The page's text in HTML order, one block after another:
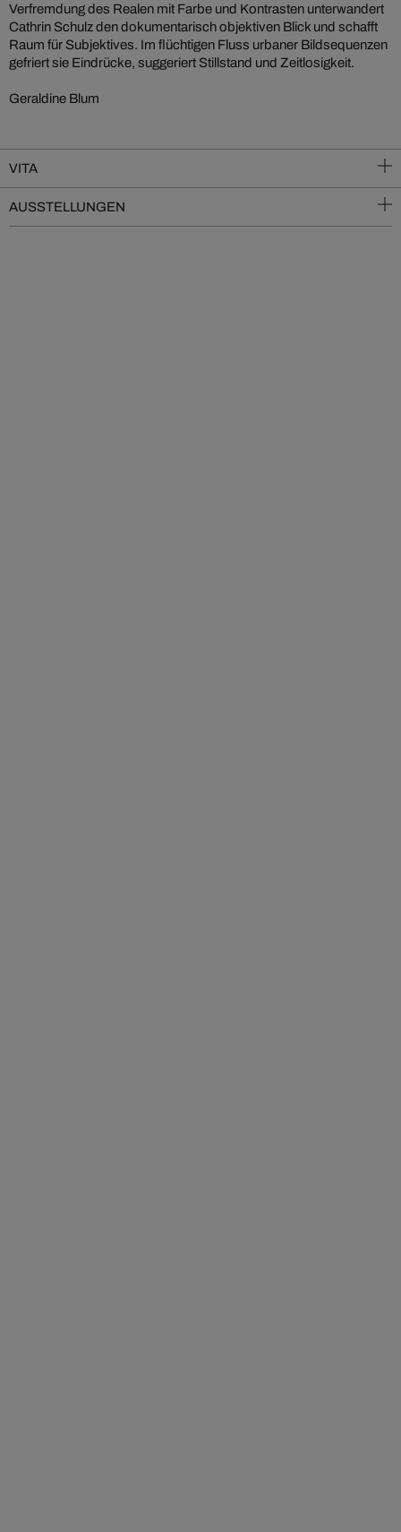
Verfremdung des Realen mit Farbe und Kontrasten unterwandert
Cathrin Schulz den dokumentarisch objektiven Blick und schafft
Raum für Subjektives. Im flüchtigen Fluss urbaner Bildsequenzen
gefriert sie Eindrücke, suggeriert Stillstand und Zeitlosigkeit.
Geraldine Blum
VITA
AUSSTELLUNGEN